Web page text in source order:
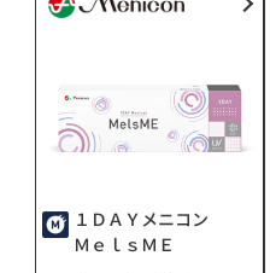
１ＤＡＹメニコン
ＭｅｌｓＭＥ